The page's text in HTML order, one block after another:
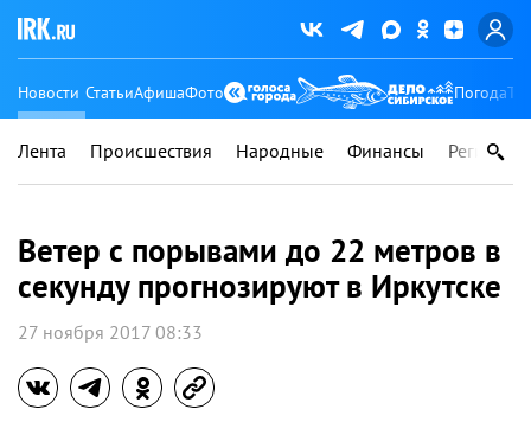
Новости СтатьиАфишаФото Погода
Лента Происшествия Народные Финансы Регионы
Ветер с порывами до 22 метров в
секунду прогнозируют в Иркутске
27 ноября 2017 08:33